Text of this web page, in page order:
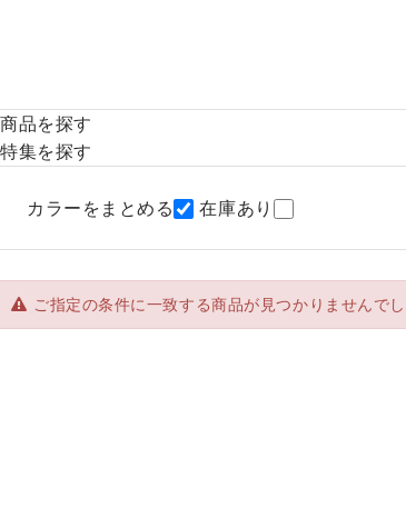
商品を探す
特集を探す
カラーをまとめる 在庫あり
ご指定の条件に一致する商品が見つかりませんでし